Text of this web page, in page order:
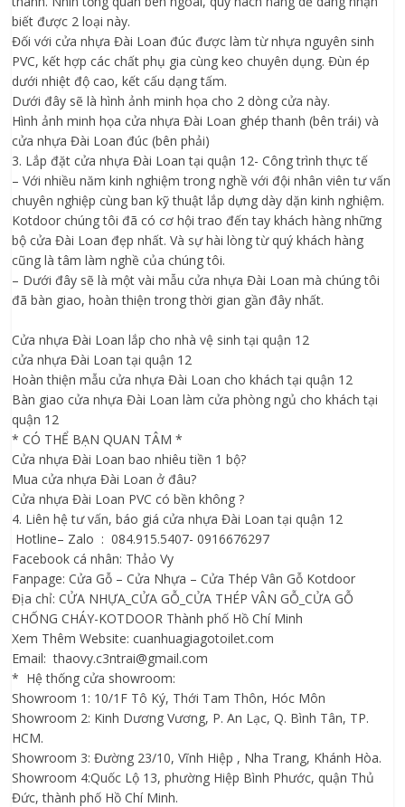
biết được 2 loại này.
Đối với cửa nhựa Đài Loan đúc được làm từ nhựa nguyên sinh
PVC, kết hợp các chất phụ gia cùng keo chuyên dụng. Đùn ép
dưới nhiệt độ cao, kết cấu dạng tấm.
Dưới đây sẽ là hình ảnh minh họa cho 2 dòng cửa này.
Hình ảnh minh họa cửa nhựa Đài Loan ghép thanh (bên trái) và
cửa nhựa Đài Loan đúc (bên phải)
3. Lắp đặt cửa nhựa Đài Loan tại quận 12- Công trình thực tế
– Với nhiều năm kinh nghiệm trong nghề với đội nhân viên tư vấn
chuyên nghiệp cùng ban kỹ thuật lắp dựng dày dặn kinh nghiệm.
Kotdoor chúng tôi đã có cơ hội trao đến tay khách hàng những
bộ cửa Đài Loan đẹp nhất. Và sự hài lòng từ quý khách hàng
cũng là tâm làm nghề của chúng tôi.
– Dưới đây sẽ là một vài mẫu cửa nhựa Đài Loan mà chúng tôi
đã bàn giao, hoàn thiện trong thời gian gần đây nhất.
Cửa nhựa Đài Loan lắp cho nhà vệ sinh tại quận 12
cửa nhựa Đài Loan tại quận 12
Hoàn thiện mẫu cửa nhựa Đài Loan cho khách tại quận 12
Bàn giao cửa nhựa Đài Loan làm cửa phòng ngủ cho khách tại
quận 12
* CÓ THỂ BẠN QUAN TÂM *
Cửa nhựa Đài Loan bao nhiêu tiền 1 bộ?
Mua cửa nhựa Đài Loan ở đâu?
Cửa nhựa Đài Loan PVC có bền không ?
4. Liên hệ tư vấn, báo giá cửa nhựa Đài Loan tại quận 12
Hotline– Zalo : 084.915.5407- 0916676297
Facebook cá nhân: Thảo Vy
Fanpage: Cửa Gỗ – Cửa Nhựa – Cửa Thép Vân Gỗ Kotdoor
Địa chỉ: CỬA NHỰA_CỬA GỖ_CỬA THÉP VÂN GỖ_CỬA GỖ
CHỐNG CHÁY-KOTDOOR Thành phố Hồ Chí Minh
Xem Thêm Website: cuanhuagiagotoilet.com
Email: thaovy.c3ntrai@gmail.com
* Hệ thống cửa showroom:
Showroom 1: 10/1F Tô Ký, Thới Tam Thôn, Hóc Môn
Showroom 2: Kinh Dương Vương, P. An Lạc, Q. Bình Tân, TP.
HCM.
Showroom 3: Đường 23/10, Vĩnh Hiệp , Nha Trang, Khánh Hòa.
Showroom 4:Quốc Lộ 13, phường Hiệp Bình Phước, quận Thủ
Đức, thành phố Hồ Chí Minh.